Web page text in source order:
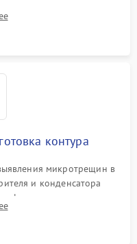
₽
термостата и
дисплея.
контура
микротрещин в
и конденсатора
фильтра-осушителя и
устранения засоров.